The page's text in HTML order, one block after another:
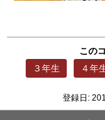
この
３年生
４年
登録日: